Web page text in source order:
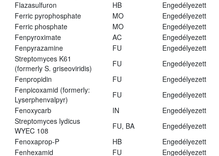
Flazasulfuron
HB
Engedélyezett
Ferric pyrophosphate
MO
Engedélyezett
Ferric phosphate
MO
Engedélyezett
Fenpyroximate
AC
Engedélyezett
Fenpyrazamine
FU
Engedélyezett
Streptomyces K61
(formerly S. griseoviridis)
FU
Engedélyezett
Fenpropidin
FU
Engedélyezett
Fenpicoxamid (formerly:
Lyserphenvalpyr)
FU
Engedélyezett
Fenoxycarb
IN
Engedélyezett
Streptomyces lydicus
WYEC 108
FU, BA
Engedélyezett
Fenoxaprop-P
HB
Engedélyezett
Fenhexamid
FU
Engedélyezett